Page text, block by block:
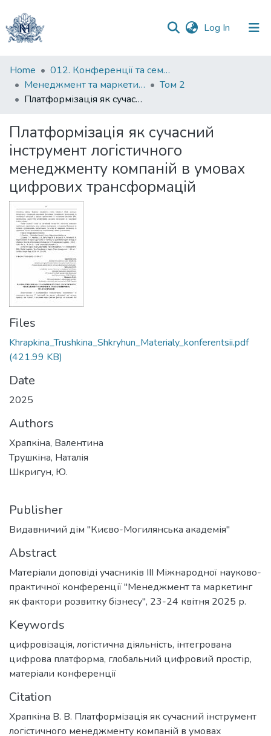
Log In (current)
Communities
&
Collections
Statistics
Home
012. Конференції та семінари НаУКМА
Менеджмент та маркетинг як фактори розвитку бізнесу : матеріали III Міжнародної науково-практичної конференції 23-24 квітня 2025 р.
Том 2
Платформізація як сучасний інструмент логістичного менеджменту компаній в умовах цифрових трансформацій
Платформізація як сучасний
інструмент логістичного
менеджменту компаній в умовах
цифрових трансформацій
Files
Khrapkina_Trushkina_Shkryhun_Materialy_konferentsii.pdf
(421.99 KB)
Date
2025
Authors
Храпкіна, Валентина
Трушкіна, Наталія
Шкригун, Ю.
Publisher
Видавничий дім "Києво-Могилянська академія"
Abstract
Матеріали доповіді учасників III Міжнародної науково-
практичної конференції "Менеджмент та маркетинг
як фактори розвитку бізнесу", 23-24 квітня 2025 р.
Keywords
цифровізація, логістична діяльність, інтегрована
цифрова платформа, глобальний цифровий простір,
матеріали конференції
Citation
Храпкіна В. В. Платформізація як сучасний інструмент
логістичного менеджменту компаній в умовах